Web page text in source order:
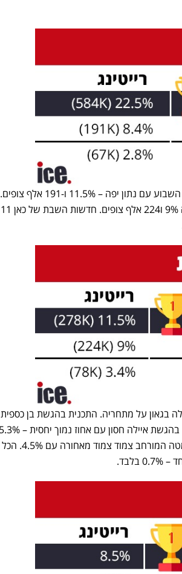
בגזרת החדשות אין חדש וערוץ 12 ממשיך להוביל. חדשות סוף השבוע עם נתון יפה – 11.5% ו-191 אלף צופים.
אחריהם המתחרה הגדולה רשת 13 שם מהדורת השבת הציגה 9% ו224 אלף צופים. חדשות השבת של כאן 11
בגאון על מתחריה. התכנית בהגשת בן כספית
פגוש את העיתונאות מורחב של קשת 12 אחריה עם 4.9%. המטה המורחב צמוד צמוד מאחורה עם 4.5%. הכל